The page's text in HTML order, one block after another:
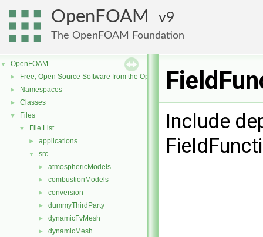
OpenFOAM 9
The OpenFOAM Foundation
▼ OpenFOAM
► Free, Open Source Software from the OpenFOAM Foundation
► Namespaces
► Classes
▼ Files
▼ File List
► applications
▼ src
► atmosphericModels
► combustionModels
► conversion
► dummyThirdParty
► dynamicFvMesh
► dynamicMesh
Include